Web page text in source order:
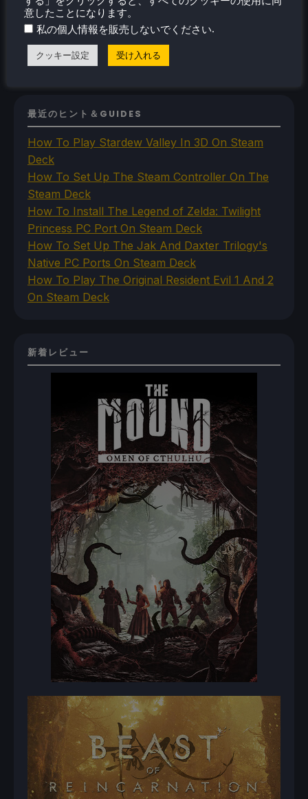
SteamOS
The Unsupported Report
Uncategorized
Uncategorized
VR
最近のヒント＆GUIDES
How To Play Stardew Valley In 3D On Steam
Deck
How To Set Up The Steam Controller On The
Steam Deck
How To Install The Legend of Zelda: Twilight
Princess PC Port On Steam Deck
How To Set Up The Jak And Daxter Trilogy's
Native PC Ports On Steam Deck
How To Play The Original Resident Evil 1 And 2
On Steam Deck
新着レビュー
意したことになります。
私の個人情報を販売しないでください.
クッキー設定 受け入れる